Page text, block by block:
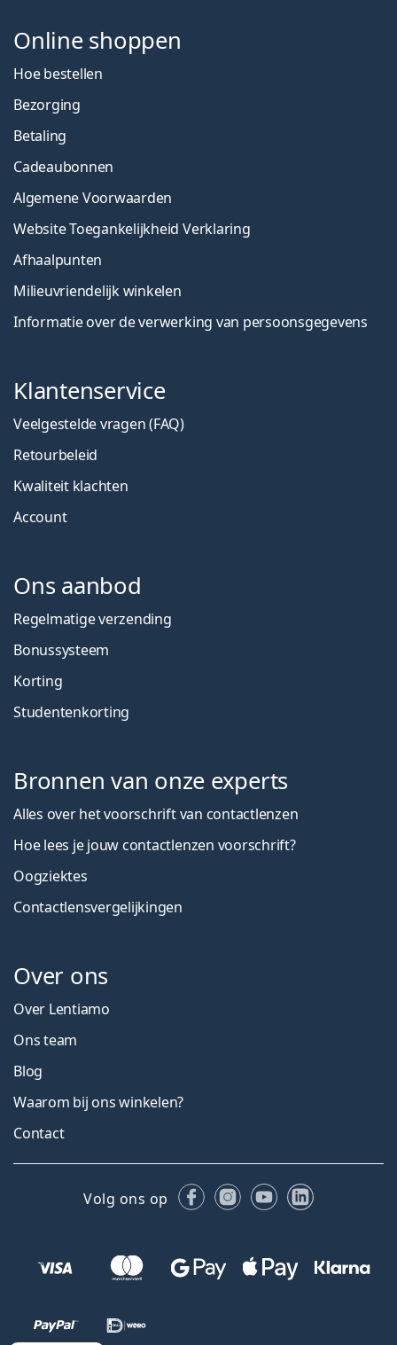
Online shoppen
Hoe bestellen
Bezorging
Betaling
Cadeaubonnen
Algemene Voorwaarden
Website Toegankelijkheid Verklaring
Afhaalpunten
Milieuvriendelijk winkelen
Informatie over de verwerking van persoonsgegevens
Klantenservice
Veelgestelde vragen (FAQ)
Retourbeleid
Kwaliteit klachten
Account
Ons aanbod
Regelmatige verzending
Bonussysteem
Korting
Studentenkorting
Bronnen van onze experts
Alles over het voorschrift van contactlenzen
Hoe lees je jouw contactlenzen voorschrift?
Oogziektes
Contactlensvergelijkingen
Over ons
Over Lentiamo
Ons team
Blog
Waarom bij ons winkelen?
Contact
Volg ons op FacebookInstagram
YouTubeLinkedIn